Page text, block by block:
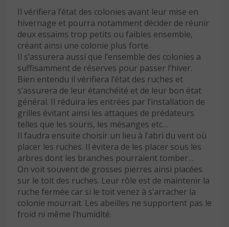
Il vérifiera l’état des colonies avant leur mise en
hivernage et pourra notamment décider de réunir
deux essaims trop petits ou faibles ensemble,
créant ainsi une colonie plus forte.
Il s’assurera aussi que l’ensemble des colonies a
suffisamment de réserves pour passer l’hiver.
Bien entendu il vérifiera l’état des ruches et
s’assurera de leur étanchéité et de leur bon état
général. Il réduira les entrées par l’installation de
grilles évitant ainsi les attaques de prédateurs
telles que les souris, les mésanges etc…
Il faudra ensuite choisir un lieu à l’abri du vent où
placer les ruches. Il évitera de les placer sous les
arbres dont les branches pourraient tomber…
On voit souvent de grosses pierres ainsi placées
sur le toit des ruches. Leur rôle est de maintenir la
ruche fermée car si le toit venez à s’arracher la
colonie mourrait. Les abeilles ne supportent pas le
froid ni même l’humidité.